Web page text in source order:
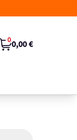
00,00 €